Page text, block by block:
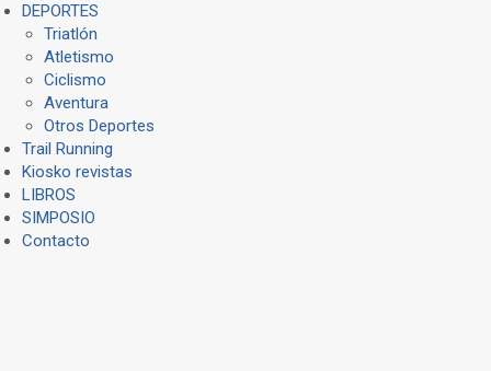
DEPORTES
Triatlón
Atletismo
Ciclismo
Aventura
Otros Deportes
Trail Running
Kiosko revistas
LIBROS
SIMPOSIO
Contacto